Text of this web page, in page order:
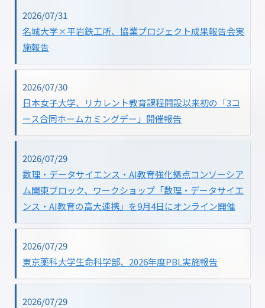
2026/07/31
名城大学×平岩鉄工所、協業プロジェクト成果報告会実
施報告
2026/07/30
日本女子大学、リカレント教育課程開設以来初の「3コ
ース合同ホームカミングデー」開催報告
2026/07/29
数理・データサイエンス・AI教育強化拠点コンソーシア
ム関東ブロック、ワークショップ「数理・データサイエ
ンス・AI教育の高大連携」を9月4日にオンライン開催
2026/07/29
東京薬科大学生命科学部、2026年度PBL実施報告
2026/07/29